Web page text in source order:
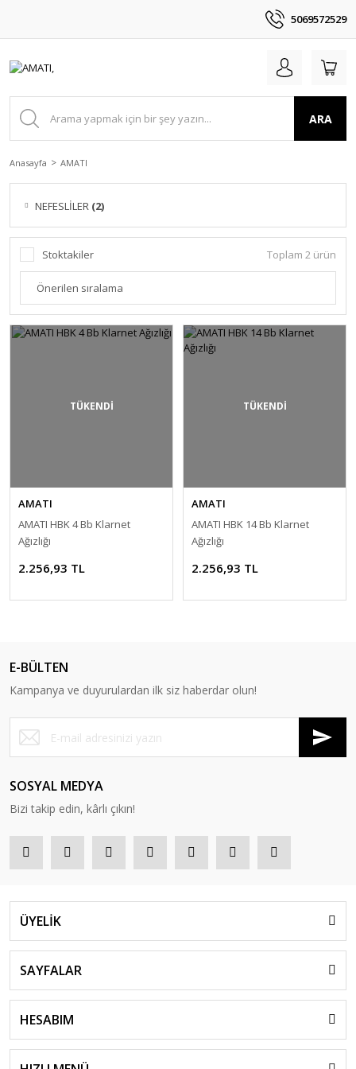
5069572529
ARA
Anasayfa AMATI
NEFESLİLER (2)
Stoktakiler Toplam 2 ürün
TÜKENDİ
AMATI
AMATI HBK 4 Bb Klarnet
Ağızlığı
2.256,93 TL
TÜKENDİ
AMATI
AMATI HBK 14 Bb Klarnet
Ağızlığı
2.256,93 TL
E-BÜLTEN
Kampanya ve duyurulardan ilk siz haberdar olun!
SOSYAL MEDYA
Bizi takip edin, kârlı çıkın!
ÜYELİK
SAYFALAR
HESABIM